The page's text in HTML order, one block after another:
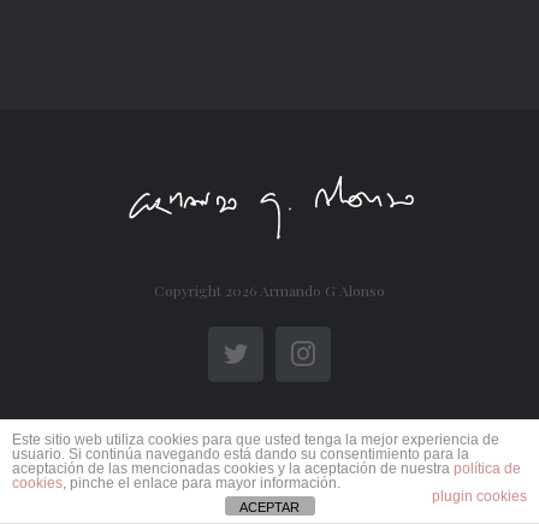
Copyright 2026 Armando G Alonso
TwitterInstagram
Este sitio web utiliza cookies para que usted tenga la mejor experiencia de
usuario. Si continúa navegando está dando su consentimiento para la
aceptación de las mencionadas cookies y la aceptación de nuestra política de
cookies, pinche el enlace para mayor información.
plugin cookies
ACEPTAR